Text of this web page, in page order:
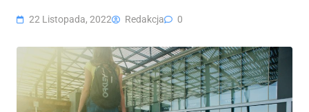
22 Listopada, 2022 Redakcja 0